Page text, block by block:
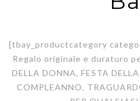
[tbay_productcategory
Regalo originale e duraturo
DELLA DONNA, FESTA
COMPLEANNO,